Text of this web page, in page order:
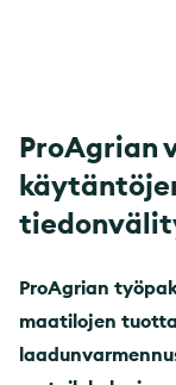
ProAgrian
ProAgrian
maatilojen